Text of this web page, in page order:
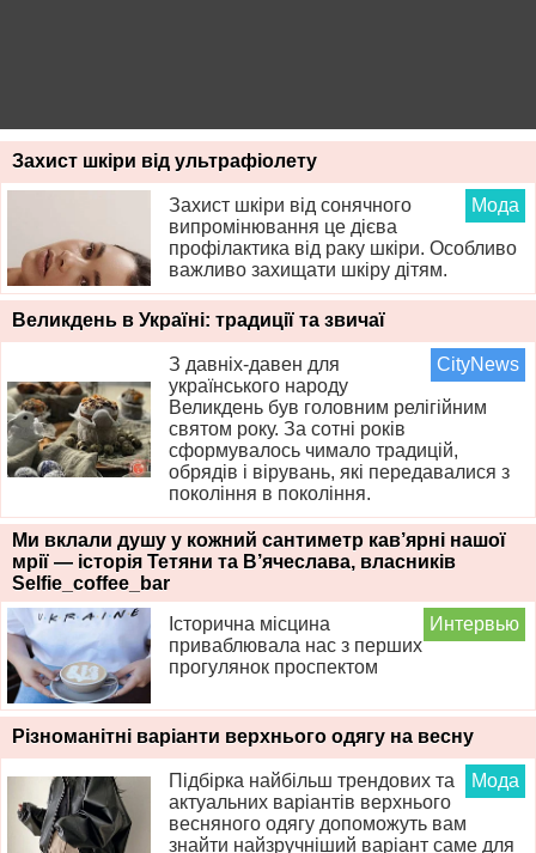
Захист шкіри від ультрафіолету
Мода
Захист шкіри від сонячного
випромінювання це дієва
профілактика від раку шкіри. Особливо
важливо захищати шкіру дітям.
Великдень в Україні: традиції та звичаї
CityNews
З давніх-давен для
українського народу
Великдень був головним релігійним
святом року. За сотні років
сформувалось чимало традицій,
обрядів і вірувань, які передавалися з
покоління в покоління.
Ми вклали душу у кожний сантиметр кав’ярні нашої
мрії — історія Тетяни та В’ячеслава, власників
Selfie_coffee_bar
Интервью
Історична місцина
приваблювала нас з перших
прогулянок проспектом
Різноманітні варіанти верхнього одягу на весну
Мода
Підбірка найбільш трендових та
актуальних варіантів верхнього
весняного одягу допоможуть вам
знайти найзручніший варіант саме для